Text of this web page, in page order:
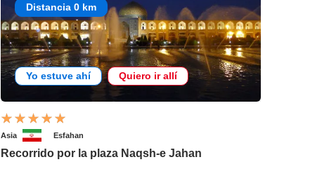
Distancia 0 km
Yo estuve ahí Quiero ir allí
Asia Esfahan
Recorrido por la plaza Naqsh-e Jahan